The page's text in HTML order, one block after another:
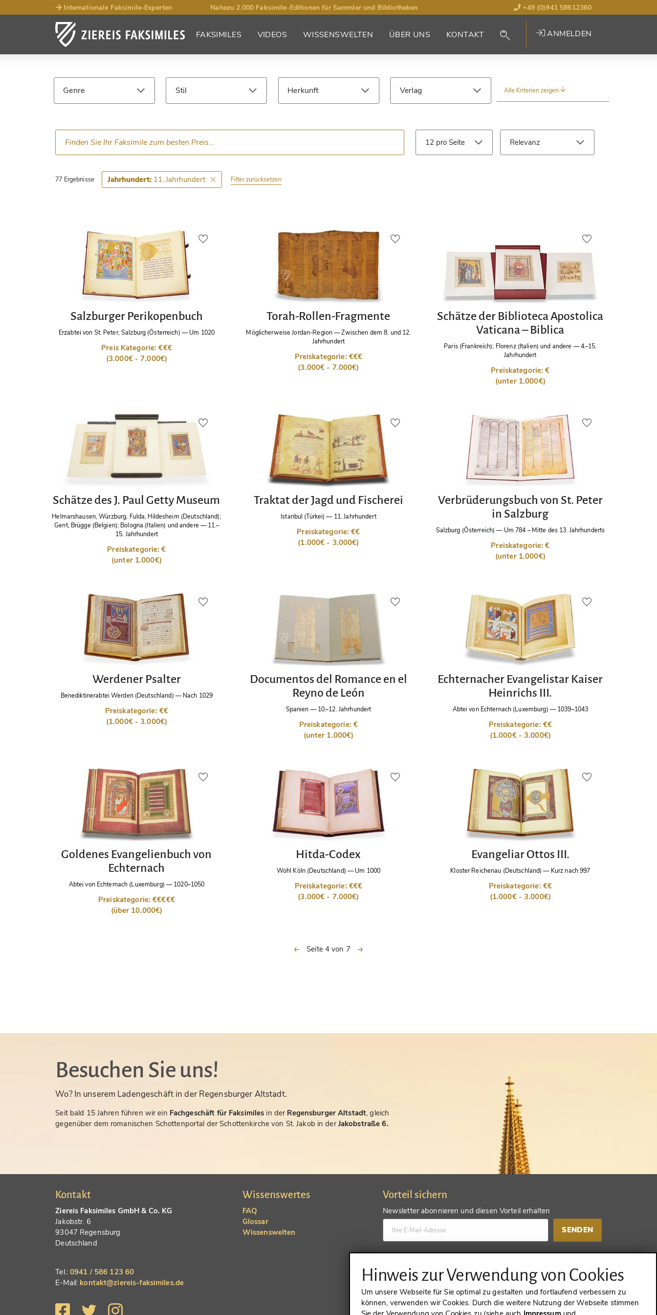
Internationale Faksimile-Experten Nahezu 2.000 Faksimile-Editionen für Sammler und Bibliotheken +49 (0)941 58612360
FAKSIMILES VIDEOS WISSENSWELTEN ÜBER UNS KONTAKT ANMELDEN
Faksimiles
Genre Stil Herkunft Verlag Alle Kriterien zeigen
Sprache Epoche Jahrhundert Bibliothek Art
77 Ergebnisse Jahrhundert: 11. Jahrhundert Filter zurücksetzen
Salzburger Perikopenbuch
Erzabtei von St. Peter, Salzburg (Österreich) —Um 1020
Preis Kategorie: €€€
(3.000€ - 7.000€)
Torah-Rollen-Fragmente
Möglicherweise Jordan-Region—Zwischen dem 8. und 12.
Jahrhundert
Preiskategorie: €€€
(3.000€ - 7.000€)
Schätze der Biblioteca Apostolica
Vaticana – Biblica
Paris (Frankreich); Florenz (Italien) und andere —4.–15.
Jahrhundert
Preiskategorie: €
(unter 1.000€)
Schätze des J. Paul Getty Museum
Helmarshausen, Würzburg, Fulda, Hildesheim (Deutschland);
Gent, Brügge (Belgien); Bologna (Italien) und andere —11.–
15. Jahrhundert
Preiskategorie: €
(unter 1.000€)
Traktat der Jagd und Fischerei
Istanbul (Türkei) — 11. Jahrhundert
Preiskategorie: €€
(1.000€ - 3.000€)
Verbrüderungsbuch von St. Peter
in Salzburg
Salzburg (Österreich) — Um 784 – Mitte des 13. Jahrhunderts
Preiskategorie: €
(unter 1.000€)
Werdener Psalter
Benediktinerabtei Werden (Deutschland) —Nach 1029
Preiskategorie: €€
(1.000€ - 3.000€)
Documentos del Romance en el
Reyno de León
Spanien —10.–12. Jahrhundert
Preiskategorie: €
(unter 1.000€)
Echternacher Evangelistar Kaiser
Heinrichs III.
Abtei von Echternach (Luxemburg) —1039–1043
Preiskategorie: €€
(1.000€ - 3.000€)
Goldenes Evangelienbuch von
Echternach
Abtei von Echternach (Luxemburg) —1020–1050
Preiskategorie: €€€€€
(über 10.000€)
Hitda-Codex
Wohl Köln (Deutschland) —Um 1000
Preiskategorie: €€€
(3.000€ - 7.000€)
Evangeliar Ottos III.
Kloster Reichenau (Deutschland) — Kurz nach 997
Preiskategorie: €€
(1.000€ - 3.000€)
vorherige
Seite 4 von 7 nächste
Besuchen Sie uns!
Wo? In unserem Ladengeschäft in der Regensburger Altstadt.
Seit bald 15 Jahren führen wir ein Fachgeschäft für Faksimiles in der Regensburger Altstadt, gleich
gegenüber dem romanischen Schottenportal der Schottenkirche von St. Jakob in derJakobstraße 6.
Kontakt
Ziereis Faksimiles GmbH & Co. KG
Jakobstr. 6
93047 Regensburg
Deutschland
Tel.:0941 / 586 123 60
E-Mail: kontakt@ziereis-faksimiles.de
Wissenswertes
FAQ
Glossar
Wissenswelten
Vorteil sichern
Newsletter abonnieren und diesen Vorteil erhalten
SENDEN
SENDEN
Hinweis zur Verwendung von Cookies
Um unsere Webseite für Sie optimal zu gestalten und fortlaufend verbessern zu
können, verwenden wir Cookies. Durch die weitere Nutzung der Webseite stimmen